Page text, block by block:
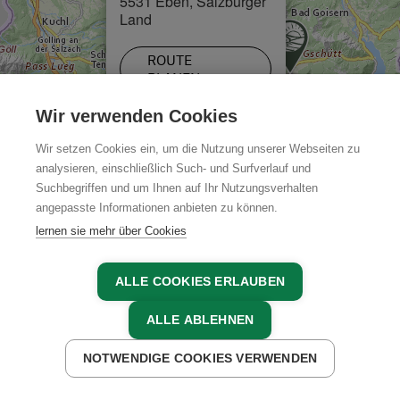
Koordinaten fürs Navi:
Latitude: 47.438417 Longitude: 13.381781
Land
ROUTE
PLANEN
Leaflet
Salzburger Sportwelt
Herrliche Landschaft, imposante Gebirgszüge,
herzliche Gastfreundschaft und regionale Schmankerl
sind nur ein paar Argumente für einen Urlaub in
dieser Region. Ob Familienurlaub mit Kindern,
Actionurlaub oder einfach nur, um Geist und Körper
JETZT ANFRAGEN
Wir verwenden Cookies
Wir setzen Cookies ein, um die Nutzung unserer Webseiten zu
analysieren, einschließlich Such- und Surfverlauf und
Suchbegriffen und um Ihnen auf Ihr Nutzungsverhalten
angepasste Informationen anbieten zu können.
lernen sie mehr über Cookies
ALLE COOKIES ERLAUBEN
ALLE ABLEHNEN
NOTWENDIGE COOKIES VERWENDEN